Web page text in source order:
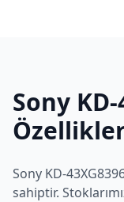
Sony
Sony KD-
sahiptir.